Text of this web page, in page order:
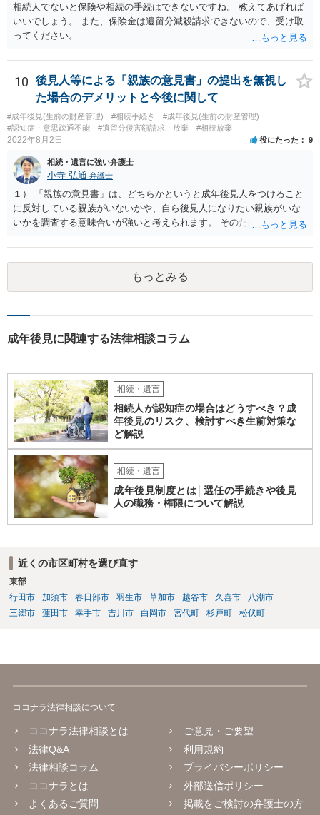
相続人でないと保険や相続の手続はできないですね。 教えてあげれば
いいでしょう。 また、保険金は遺留分減殺請求できないので、受け取
ってください。
10
後見人等による「親族の意見書」の提出を無視し
た場合のデメリットと今後に関して
#成年後見(生前の財産管理) #相続手続き
#成年後見(生前の財産管理)
#認知症・意思疎通不能
#遺留分侵害額請求・放棄 #相続放棄
2022年8月2日 役にたった 9
相続・遺言に強い弁護士
小寺 弘通 弁護士
１） 「親族の意見書」は、どちらかというと成年後見人をつけること
に反対している親族がいないかや、自ら後見人になりたい親族がいな
いかを調査する意味合いが強いと考えられます。 そのため、ご相談の
す。 ２） 場合によっては、介護や被後見人の財産の処分等に関して、
後見人から相談があることも考えられます。 また、お祖母さんがお亡
くなりになった場合、相続人となる可能性がありますが、 その場合は
相続放棄されれば問題ありません。 ３） 完全に拒否する方法はないか
としても、関わりを拒否している親族にあえて連絡をしてくる可能性
もっとみる
成年後見に関連する法律相談コラム
相続・遺言
相続人が認知症の場合はどうすべき？成
年後見のリスク、検討すべき生前対策な
ど解説
相続・遺言
成年後見制度とは│選任の手続きや後見
人の職務・権限について解説
近くの市区町村を選び直す
東部
行田市
加須市 春日部市 羽生市 草加市 越谷市 久喜市
八潮市
三郷市
蓮田市 幸手市 吉川市 白岡市 宮代町 杉戸町 松伏町
ココナラ法律相談について
ココナラ法律相談とは
法律Q&A
法律相談コラム
ココナラとは
よくあるご質問
ご意見・ご要望
利用規約
プライバシーポリシー
外部送信ポリシー
掲載をご検討の弁護士の方